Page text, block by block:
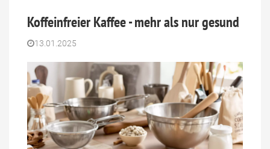
Koffeinfreier Kaffee - mehr als nur gesund
13.01.2025